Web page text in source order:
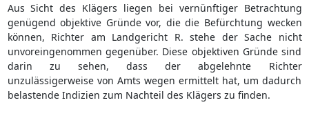
Aus Sicht des Klägers liegen bei vernünftiger Betrachtung
genügend objektive Gründe vor, die die Befürchtung wecken
können, Richter am Landgericht R. stehe der Sache nicht
unvoreingenommen gegenüber. Diese objektiven Gründe sind
darin zu sehen, dass der abgelehnte Richter
unzulässigerweise von Amts wegen ermittelt hat, um dadurch
belastende Indizien zum Nachteil des Klägers zu finden.